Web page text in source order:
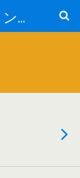
ランチ食べ歩き人 ランチパスポートで美味しいランチ 安い 贅沢 おいしい